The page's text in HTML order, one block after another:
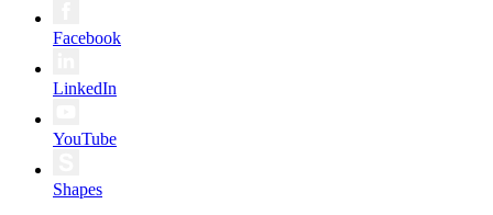
Facebook
LinkedIn
YouTube
Shapes